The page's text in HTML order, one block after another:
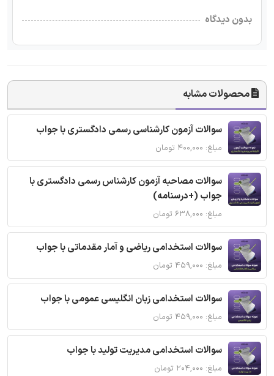
بدون دیدگاه
محصولات مشابه
سوالات آزمون کارشناسی رسمی دادگستری با جواب
مبلغ: ۴۰۰,۰۰۰ تومان
سوالات مصاحبه آزمون کارشناس رسمی دادگستری با
جواب (+درسنامه)
مبلغ: ۶۳۸,۰۰۰ تومان
سوالات استخدامی ریاضی و آمار مقدماتی با جواب
مبلغ: ۴۵۹,۰۰۰ تومان
سوالات استخدامی زبان انگلیسی عمومی با جواب
مبلغ: ۴۵۹,۰۰۰ تومان
سوالات استخدامی مدیریت تولید با جواب
مبلغ: ۲۰۴,۰۰۰ تومان